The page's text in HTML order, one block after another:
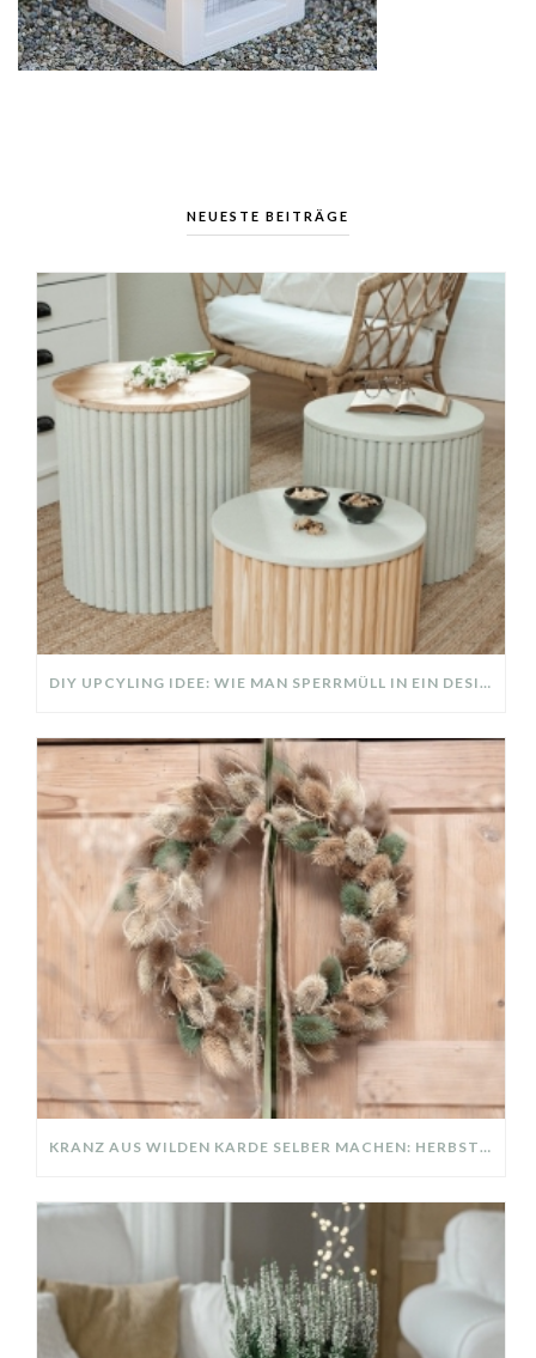
NEUESTE BEITRÄGE
DIY UPCYLING IDEE: WIE MAN SPERRMÜLL IN EIN DESIGNER TEIL VERWANDELT
KRANZ AUS WILDEN KARDE SELBER MACHEN: HERBSTDEKO GANZ EINFACH